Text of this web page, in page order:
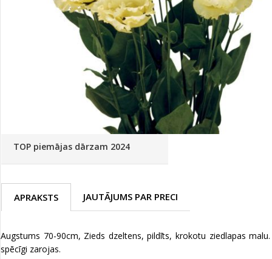
Palīglīdzekļi augu audzēšanai(72)
Novatec - izcils mēslošanai arī
sezonas otrajā pusē!
Piedāvājums ābeļdārziem
TOP piemājas dārzam 2024
APRAKSTS JAUTĀJUMS PAR PRECI
Augstums 70-90cm, Zieds dzeltens, pildīts, krokotu ziedlapas
spēcīgi zarojas.